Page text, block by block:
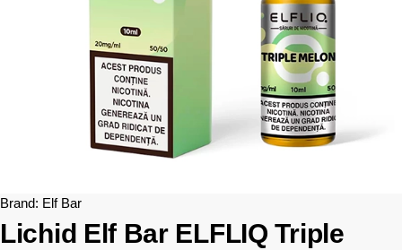
Brand: Elf Bar
Lichid Elf Bar ELFLIQ Triple